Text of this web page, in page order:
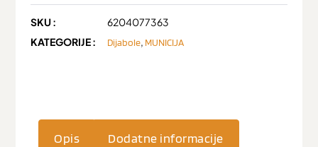
SKU :
6204077363
KATEGORIJE :
Dijabole, MUNICIJA
Opis Dodatne informacije